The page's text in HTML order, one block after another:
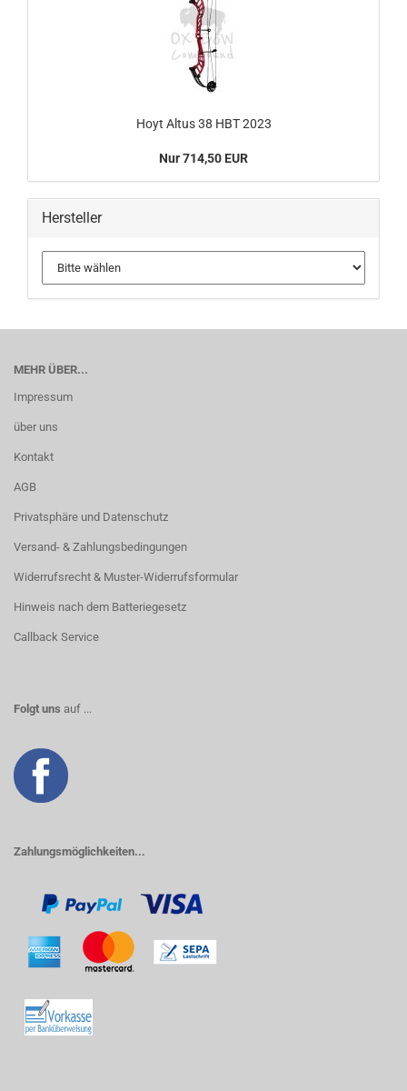
Hoyt Altus 38 HBT 2023
Nur 714,50 EUR
Hersteller
MEHR ÜBER...
Impressum
über uns
Kontakt
AGB
Privatsphäre und Datenschutz
Versand- & Zahlungsbedingungen
Widerrufsrecht & Muster-Widerrufsformular
Hinweis nach dem Batteriegesetz
Callback Service
Folgt uns auf ...
Zahlungsmöglichkeiten...